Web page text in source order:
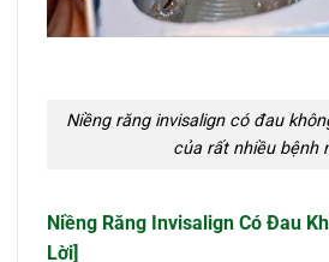
Niềng răng invisalign có đau
của rất nhiều bệnh
Niềng Răng Invisalign Có Đau
Lời]